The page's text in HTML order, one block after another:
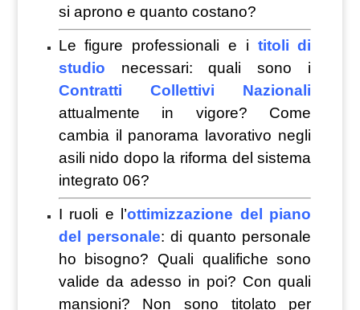
si aprono e quanto costano?
Le figure professionali e i titoli di
studio necessari: quali sono i
Contratti Collettivi Nazionali
attualmente in vigore? Come
cambia il panorama lavorativo negli
asili nido dopo la riforma del sistema
integrato 06?
I ruoli e l’ottimizzazione del piano
del personale: di quanto personale
ho bisogno? Quali qualifiche sono
valide da adesso in poi? Con quali
mansioni? Non sono titolato per